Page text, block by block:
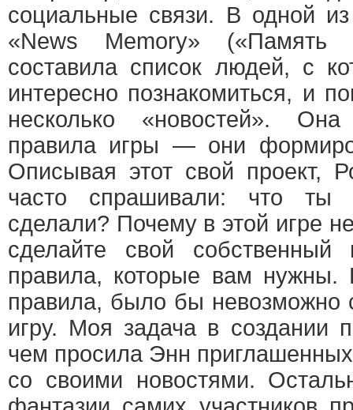
социальные связи. В одной
«News Memory»
составила список людей, с
интересно познакомиться, и
несколько «новостей».
правила игры — они
Описывая этот свой проект,
часто спрашивали: что
сделали? Почему в этой игре
сделайте свой собственный
правила, которые вам
правила, было бы невозможно
игру. Моя задача в создании
чем просила Энн
со своими новостями.